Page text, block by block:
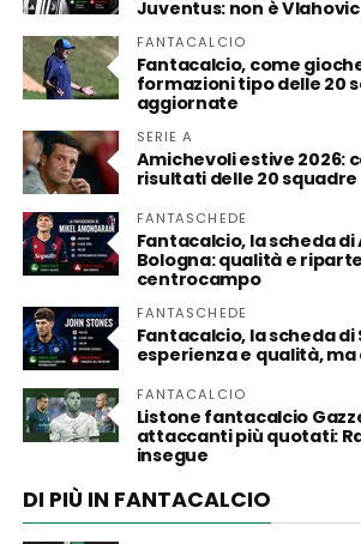
Juventus: non è
FANTACALCIO
Fantacalcio, come
formazioni tipo delle 20
aggiornate
SERIE A
Amichevoli estive 2026:
risultati delle 20 squadre
FANTASCHEDE
Fantacalcio, la scheda
Bologna: qualità e
centrocampo
FANTASCHEDE
Fantacalcio, la scheda di
esperienza e qualità,
FANTACALCIO
Listone fantacalcio
attaccanti più quotati:
insegue
DI PIÙ IN FANTACALCIO